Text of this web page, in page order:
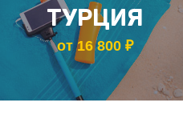
ТУРЦИЯ
от 16 800 ₽